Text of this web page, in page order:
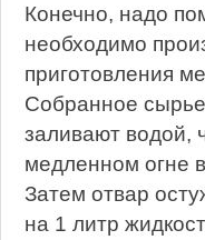
Конечно, надо
необходимо
приготовления
Собранное
заливают водой,
медленном огне
Затем отвар
на 1 литр